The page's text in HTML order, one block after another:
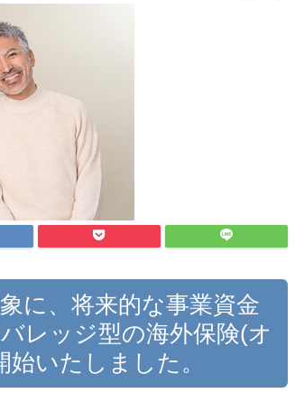
に、将来的な事業資金
レッジ型の海外保険(オ
いたしました。